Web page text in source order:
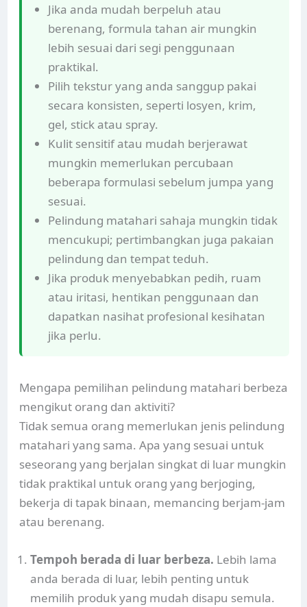
Jika anda mudah berpeluh atau
berenang, formula tahan air mungkin
lebih sesuai dari segi penggunaan
praktikal.
Pilih tekstur yang anda sanggup pakai
secara konsisten, seperti losyen, krim,
gel, stick atau spray.
Kulit sensitif atau mudah berjerawat
mungkin memerlukan percubaan
beberapa formulasi sebelum jumpa yang
sesuai.
Pelindung matahari sahaja mungkin tidak
mencukupi; pertimbangkan juga pakaian
pelindung dan tempat teduh.
Jika produk menyebabkan pedih, ruam
atau iritasi, hentikan penggunaan dan
dapatkan nasihat profesional kesihatan
jika perlu.
Mengapa pemilihan pelindung matahari berbeza
mengikut orang dan aktiviti?
Tidak semua orang memerlukan jenis pelindung
matahari yang sama. Apa yang sesuai untuk
seseorang yang berjalan singkat di luar mungkin
tidak praktikal untuk orang yang berjoging,
bekerja di tapak binaan, memancing berjam-jam
atau berenang.
Tempoh berada di luar berbeza. Lebih lama
anda berada di luar, lebih penting untuk
memilih produk yang mudah disapu semula.